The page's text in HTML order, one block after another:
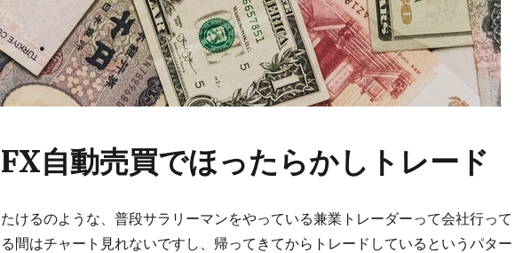
FX自動売買でほったらかしトレード
たけるのような、普段サラリーマンをやっている兼業トレーダーって会社行って
る間はチャート見れないですし、帰ってきてからトレードしているというパター